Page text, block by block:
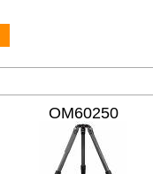
OM60250